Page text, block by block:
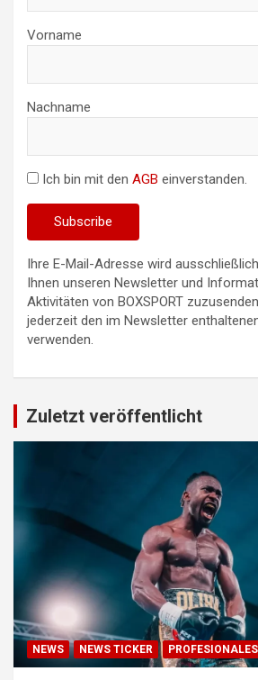
Vorname
Nachname
Ich bin mit den AGB einverstanden.
Ihre E-Mail-Adresse wird
Ihnen unseren Newsletter und
Aktivitäten von BOXSPORT
jederzeit den im Newsletter
verwenden.
Zuletzt veröffentlicht
NEWS NEWS TICKER